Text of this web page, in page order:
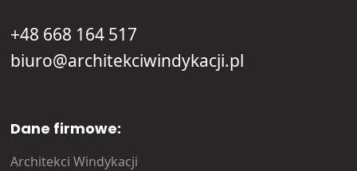
+48 668 164 517
biuro@architekciwindykacji.pl
Dane firmowe:
Architekci Windykacji